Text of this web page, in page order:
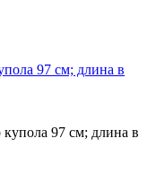
97 см; длина в